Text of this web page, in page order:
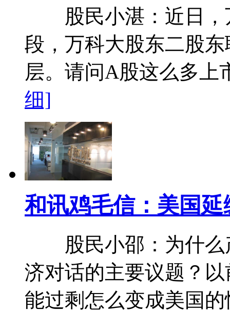
股民小湛：近日，
段，万科大股东二股
层。请问A股这么多上
细]
和讯鸡毛信：美国
股民小邵：为什么
济对话的主要议题？
能过剩怎么变成美